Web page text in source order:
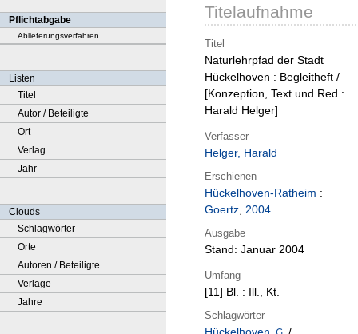
Pflichtabgabe
Ablieferungsverfahren
Listen
Titel
Autor / Beteiligte
Ort
Verlag
Jahr
Clouds
Schlagwörter
Orte
Autoren / Beteiligte
Verlage
Jahre
Titelaufnahme
Titel
Naturlehrpfad der Stadt
Hückelhoven : Begleitheft /
[Konzeption, Text und Red.:
Harald Helger]
Verfasser
Helger, Harald
Erschienen
Hückelhoven-Ratheim :
Goertz, 2004
Ausgabe
Stand: Januar 2004
Umfang
[11] Bl. : Ill., Kt.
Schlagwörter